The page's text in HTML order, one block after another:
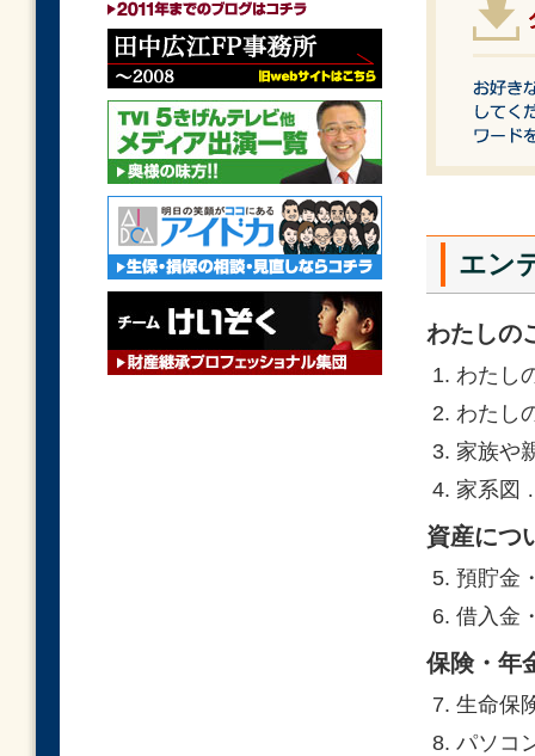
エン
わたしの
わたし
わたし
家族や
家系図
資産につ
預貯金
借入金
保険・年
生命保
パソコ